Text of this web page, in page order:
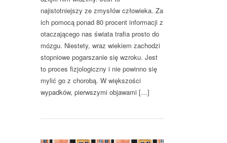
najistotniejszy ze zmysłów człowieka. Za
ich pomocą ponad 80 procent informacji z
otaczającego nas świata trafia prosto do
mózgu. Niestety, wraz wiekiem zachodzi
stopniowe pogarszanie się wzroku. Jest
to proces fizjologiczny i nie powinno się
mylić go z chorobą. W większości
wypadków, pierwszymi objawami […]